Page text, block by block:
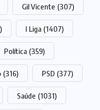
Gil Vicente (307)
I Liga (1407)
Política (359)
(316) PSD (377)
Saúde (1031)